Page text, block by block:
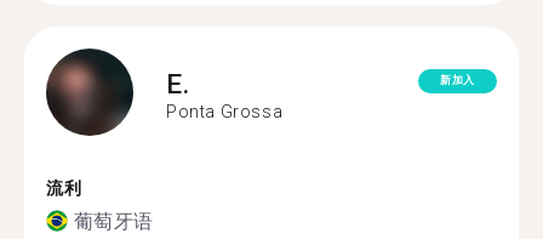
E.
Ponta Grossa
新加入
流利
葡萄牙语